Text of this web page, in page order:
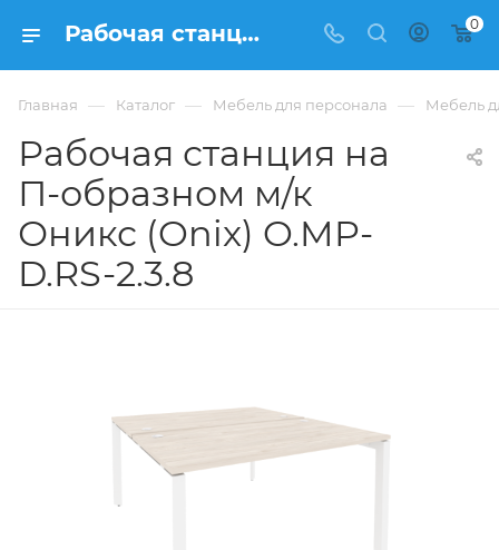
Рабочая станция на П-образном м/к Оникс (Onix) O.MP-D.RS-2.3.8 из ЛДСП купить в Москве, цена 38 570 ₽ - интернет-магазин ФРАНКОМ 0
Главная — Каталог — Мебель для персонала — Мебель
Рабочая станция на
П-образном м/к
Оникс (Onix) O.MP-
D.RS-2.3.8